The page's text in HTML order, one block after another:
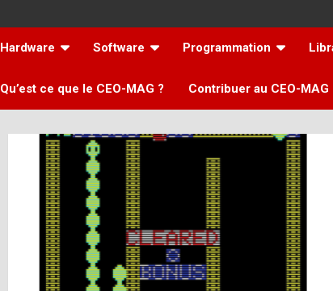
Hardware Software Programmation
Qu’est ce que le CEO-MAG ? Contribuer au CEO-MAG